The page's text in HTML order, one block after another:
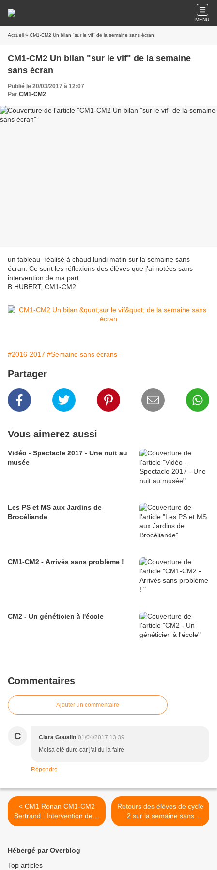
MENU
Accueil » CM1-CM2 Un bilan "sur le vif" de la semaine sans écran
CM1-CM2 Un bilan "sur le vif" de la semaine
sans écran
Publié le 20/03/2017 à 12:07
Par CM1-CM2
un tableau réalisé à chaud lundi matin sur la semaine sans
écran. Ce sont les réflexions des élèves que j'ai notées sans
intervention de ma part.
B.HUBERT, CM1-CM2
#2016-2017 #Semaine sans écrans
Partager
Vous aimerez aussi
Vidéo - Spectacle 2017 - Une nuit au
musée
Les PS et MS aux Jardins de
Brocéliande
CM1-CM2 - Arrivés sans problème !
CM2 - Un généticien à l'école
Commentaires
Ajouter un commentaire
C Clara Goualin 01/04/2017 13:39
Moisa été dure car j'ai du la faire
Répondre
< CM1 Ronan CM1-CM2
Bertrand : Intervention de la
prévention MAE sur
Retours des élèves de cycle
2 sur la semaine sans
écrans >
Hébergé par Overblog
Top articles